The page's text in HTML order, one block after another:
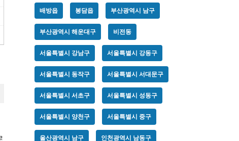
배방읍 봉담읍 부산광역시 남구
부산광역시 해운대구 비전동
서울특별시 강남구 서울특별시 강동구
서울특별시 동작구 서울특별시 서대문구
서울특별시 서초구 서울특별시 성동구
서울특별시 양천구 서울특별시 중구
울산광역시 남구 인천광역시 남동구